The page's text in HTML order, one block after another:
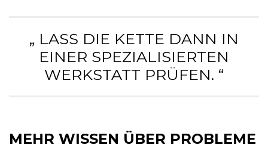
„ LASS DIE KETTE DANN IN
EINER SPEZIALISIERTEN
WERKSTATT PRÜFEN. “
MEHR WISSEN ÜBER PROBLEME